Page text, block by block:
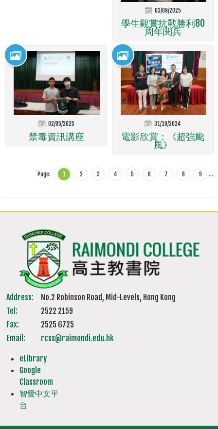
03/09/2025
學生觀賞抗戰勝利80
周年閱兵
02/05/2025
禁毒資訊講座
31/10/2024
電影欣賞：《超強颱
風》
Page: 1 2 3 4 5 6 7 8 9 …
Address:
No.2 Robinson Road, Mid-Levels, Hong Kong
Tel:
2522 2159
Fax:
2525 6725
Email:
rcss@raimondi.edu.hk
eLibrary
Google
Classroom
智愛中文平
台